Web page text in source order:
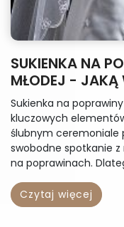
SUKIENKA NA
MŁODEJ - JAKĄ
Sukienka na
kluczowych
ślubnym ceremoniale
swobodne spotkanie
na poprawinach.
Czytaj więcej